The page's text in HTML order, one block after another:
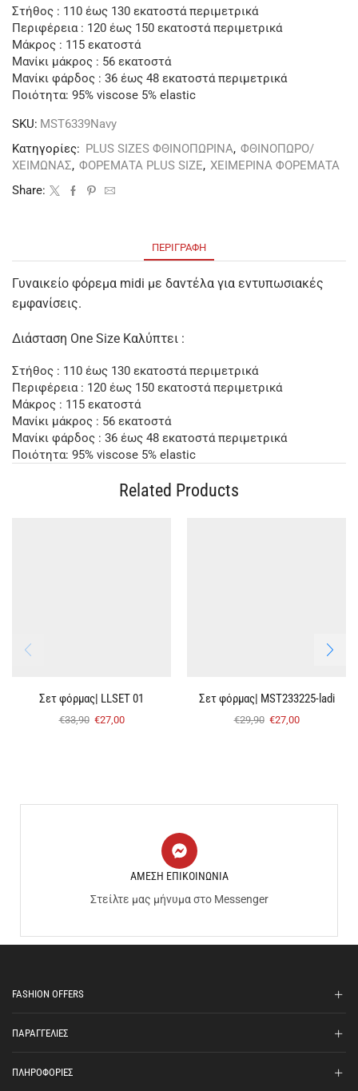
Στήθος : 110 έως 130 εκατοστά περιμετρικά
Περιφέρεια : 120 έως 150 εκατοστά περιμετρικά
Μάκρος : 115 εκατοστά
Μανίκι μάκρος : 56 εκατοστά
Μανίκι φάρδος : 36 έως 48 εκατοστά περιμετρικά
Ποιότητα: 95% viscose 5% elastic
SKU: MST6339Navy
Κατηγορίες: PLUS SIZES ΦΘΙΝΟΠΩΡΙΝΑ, ΦΘΙΝΟΠΩΡΟ/
ΧΕΙΜΩΝΑΣ, ΦΟΡΕΜΑΤΑ PLUS SIZE, ΧΕΙΜΕΡΙΝΑ ΦΟΡΕΜΑΤΑ
Share:
ΠΕΡΙΓΡΑΦΉ
Γυναικείο φόρεμα midi με δαντέλα για εντυπωσιακές
εμφανίσεις.
Διάσταση One Size Καλύπτει :
Στήθος : 110 έως 130 εκατοστά περιμετρικά
Περιφέρεια : 120 έως 150 εκατοστά περιμετρικά
Μάκρος : 115 εκατοστά
Μανίκι μάκρος : 56 εκατοστά
Μανίκι φάρδος : 36 έως 48 εκατοστά περιμετρικά
Ποιότητα: 95% viscose 5% elastic
Related Products
Σετ φόρμας| LLSET 01
€33,90 €27,00
Σετ φόρμας| MST233225-ladi
€29,90 €27,00
ΑΜΕΣΗ ΕΠΙΚΟΙΝΩΝΙΑ
Στείλτε μας μήνυμα στο Messenger
FASHION OFFERS
ΠΑΡΑΓΓΕΛΙΕΣ
ΠΛΗΡΟΦΟΡΙΕΣ